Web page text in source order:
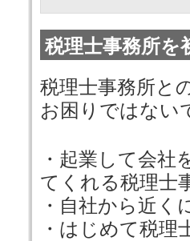
税理士事務所を
税理士事務所と
お困りではない
・起業して会
てくれる税理士
・自社から近く
・はじめて税